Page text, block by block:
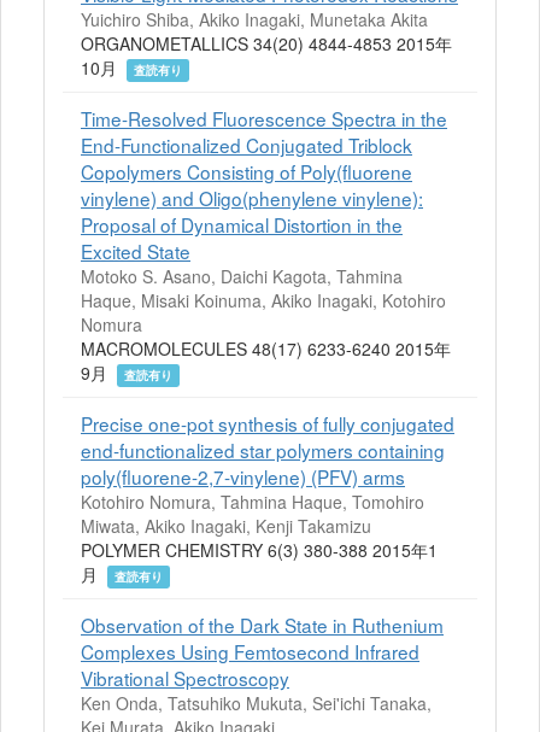
Yuichiro Shiba, Akiko Inagaki, Munetaka Akita
ORGANOMETALLICS 34(20) 4844-4853 2015年
10月
査読有り
Time-Resolved Fluorescence Spectra in the
End-Functionalized Conjugated Triblock
Copolymers Consisting of Poly(fluorene
vinylene) and Oligo(phenylene vinylene):
Proposal of Dynamical Distortion in the
Excited State
Motoko S. Asano, Daichi Kagota, Tahmina
Haque, Misaki Koinuma, Akiko Inagaki, Kotohiro
Nomura
MACROMOLECULES 48(17) 6233-6240 2015年
9月
査読有り
Precise one-pot synthesis of fully conjugated
end-functionalized star polymers containing
poly(fluorene-2,7-vinylene) (PFV) arms
Kotohiro Nomura, Tahmina Haque, Tomohiro
Miwata, Akiko Inagaki, Kenji Takamizu
POLYMER CHEMISTRY 6(3) 380-388 2015年1
月
査読有り
Observation of the Dark State in Ruthenium
Complexes Using Femtosecond Infrared
Vibrational Spectroscopy
Ken Onda, Tatsuhiko Mukuta, Sei'ichi Tanaka,
Kei Murata, Akiko Inagaki